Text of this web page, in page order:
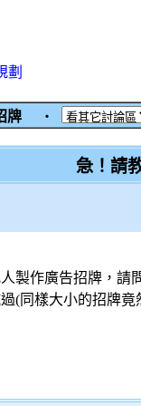
劃
牌 ‧
急！請
製作廣告招牌，
(同樣大小的招牌竟